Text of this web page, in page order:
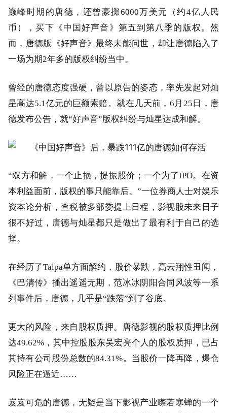
巅峰时期的唐德，还曾豪掷6000万美元（约4亿人民
币），买下《中国好声音》第五到第八季的版权。然
而，唐德版《好声音》最终未能问世，却让唐德陷入了
一场为期2年多的版权纠纷当中。
曾经的唐德态度强硬，曾以原告的姿态，率先发起对灿
星高达5.1亿元的巨额索赔。就在几天前，6月25日，唐
德发布公告，就“好声音”版权纠纷与灿星达成和解。
“双方和解，一个止损，提振股价；一个为了IPO。在资
本利益面前，版权的事只能靠后。”一位券商人士对娱乐
资本论分析，查税被多部委提上日程，影视股未来日子
很不好过，唐德与灿星都只是做出了最有利于自己的选
择。
在经历了Talpa单方面解约，股价暴跌，高云翔性丑闻，
《巴清传》播出遥遥无期，范冰冰阴阳合同风波等一系
列事件后，唐德，几乎是“跌落”到了谷底。
更大的风险，来自股权质押。唐德影视的股权质押比例
达49.62%，其中控股股东吴宏亮个人的股权质押，已占
其持有公司股份总数的84.31%。当股价一降再降，爆仓
风险正在逼近……
岌岌可危的唐德，无疑是当下影视产业噤若寒蝉的一个